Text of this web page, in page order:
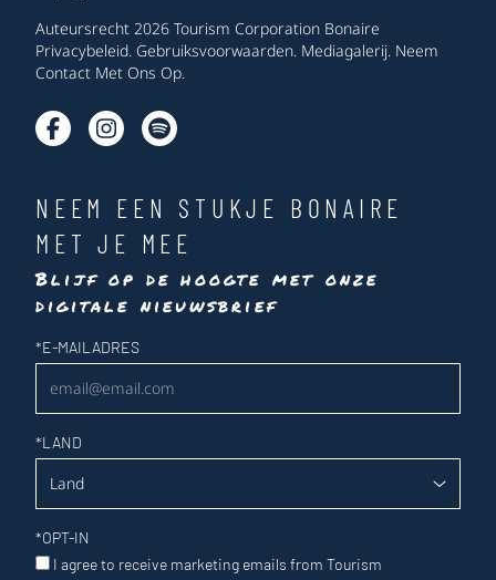
Auteursrecht 2026 Tourism Corporation Bonaire
Privacybeleid. Gebruiksvoorwaarden. Mediagalerij. Neem
Contact Met Ons Op.
NEEM EEN STUKJE BONAIRE
MET JE MEE
Blijf op de hoogte met onze
digitale nieuwsbrief
Nieuwsbrief
*E-MAILADRES
*LAND
*OPT-IN
I agree to receive marketing emails from Tourism